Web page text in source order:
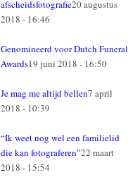
afscheidsfotografie20 augustus
2018 - 16:46
Genomineerd voor Dutch Funeral
Awards19 juni 2018 - 16:50
Je mag me altijd bellen7 april
2018 - 10:39
“Ik weet nog wel een familielid
die kan fotograferen”22 maart
2018 - 15:54